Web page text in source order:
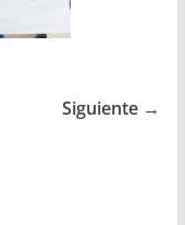
Siguiente →